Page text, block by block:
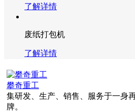
了解详情
废纸打包机
了解详情
攀奇重工
集研发、生产、销售、服务于一身
牌。